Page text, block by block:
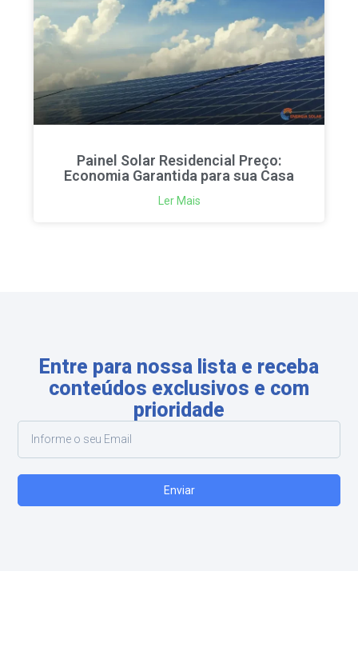
Painel Solar Residencial Preço:
Economia Garantida para sua Casa
Ler Mais
Entre para nossa lista e receba
conteúdos exclusivos e com
prioridade
Enviar